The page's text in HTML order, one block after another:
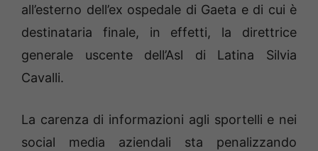
all’esterno dell’ex ospedale di Gaeta e di cui è
destinataria finale, in effetti, la direttrice
generale uscente dell’Asl di Latina Silvia
Cavalli.
La carenza di informazioni agli sportelli e nei
social media aziendali sta penalizzando